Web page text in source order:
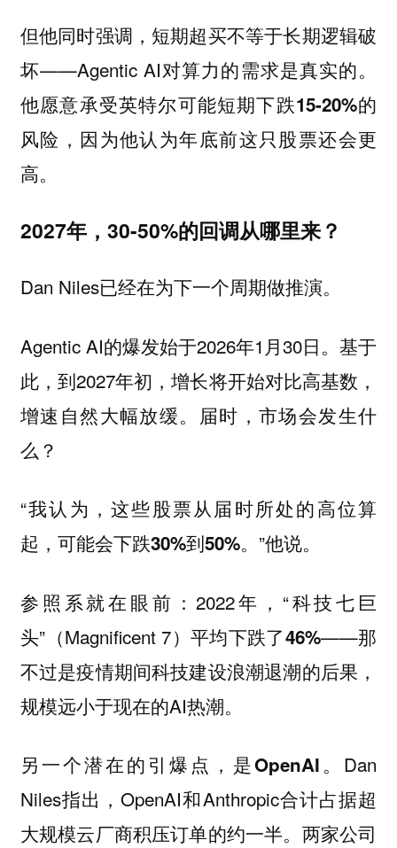
但他同时强调，短期超买不等于长期逻辑破
坏——Agentic AI对算力的需求是真实的。
他愿意承受英特尔可能短期下跌15-20%的
风险，因为他认为年底前这只股票还会更
高。
2027年，30-50%的回调从哪里来？
Dan Niles已经在为下一个周期做推演。
Agentic AI的爆发始于2026年1月30日。基于
此，到2027年初，增长将开始对比高基数，
增速自然大幅放缓。届时，市场会发生什
么？
“我认为，这些股票从届时所处的高位算
起，可能会下跌30%到50%。”他说。
参照系就在眼前：2022年，“科技七巨
头”（Magnificent 7） 平均下跌了46%——那
不过是疫情期间科技建设浪潮退潮的后果，
规模远小于现在的AI热潮。
另一个潜在的引爆点，是OpenAI 。Dan
Niles指出，OpenAI和Anthropic合计占据超
大规模云厂商积压订单的约一半。两家公司